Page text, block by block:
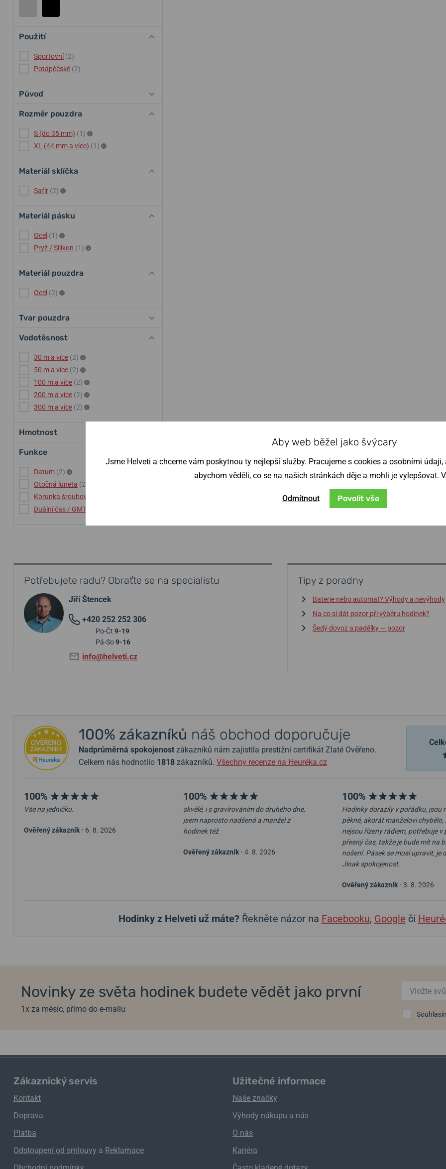
Použití
Sportovní (2)
Potápěčské (2)
Původ
Rozměr pouzdra
S (do 35 mm) (1)
XL (44 mm a více) (1)
Materiál sklíčka
Safír (2)
Materiál pásku
Ocel (1)
Pryž / Silikon (1)
Materiál pouzdra
Ocel (2)
Tvar pouzdra
Vodotěsnost
30 m a více (2)
50 m a více (2)
100 m a více (2)
200 m a více (2)
300 m a více (2)
Hmotnost
Funkce
Datum (2)
Otočná luneta (2)
Korunka šroubovací
Duální čas / GMT
Potřebujete radu? Obraťte se na specialistu
Jiří Štencek
+420 252 252 306
Po-Čt 9-19
Pá-So9-16
info@helveti.cz
Tipy z poradny
Baterie nebo automat? Výhody a nevýhody
Na co si dát pozor při výběru hodinek?
Šedý dovoz a padělky — pozor
100% zákazníků náš obchod doporučuje
Nadprůměrná spokojenost zákazníků nám zajistila prestižní certifikát Zlaté Ověřeno.
Celkem nás hodnotilo 1818 zákazníků. Všechny recenze na Heuréka.cz
100%
Vše na jedničku.
Ověřený zákazník • 6. 8. 2026
100%
skvělé, i s gravírováním do druhého dne,
jsem naprosto nadšená a manžel z
hodinek též
Ověřený zákazník • 4. 8. 2026
100%
Hodinky dorazily v pořádku, jsou
pěkné, akorát manželovi chybělo,
nejsou řízeny rádiem, potřebuje v
přesný čas, takže je bude mít na
nošení. Pásek se musí upravit, je
Jinak spokojenost.
Ověřený zákazník • 3. 8. 2026
Hodinky z Helveti už máte?Řekněte názor na Facebooku, Google či
Novinky ze světa hodinek budete vědět jako první
1x za měsíc, přímo do e-mailu
Zákaznický servis
Kontakt
Doprava
Platba
Odstoupení od smlouvy a Reklamace
Užitečné informace
Naše značky
Výhody nákupu u nás
O nás
Kariéra
Aby web běžel jako švýcary
Jsme Helveti a chceme vám poskytnou ty nejlepší služby. Pracujeme s cookies a osobními
abychom věděli, co se na našich stránkách děje a mohli je vylepšovat.
Odmítnout Povolit vše